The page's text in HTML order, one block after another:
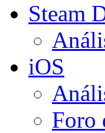
Steam
iOS
Foro